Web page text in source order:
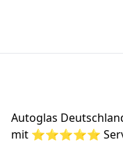
Autoglas
mit ⭐⭐⭐⭐⭐